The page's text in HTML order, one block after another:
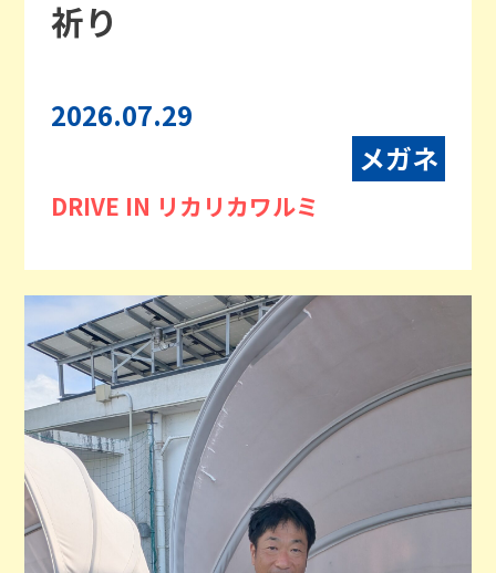
祈り
2026.07.29
メガネ
DRIVE IN リカリカワルミ